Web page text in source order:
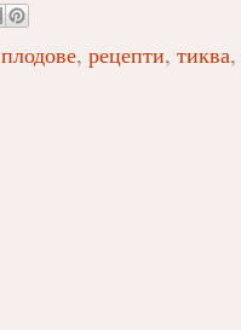
плодове, рецепти, тиква,